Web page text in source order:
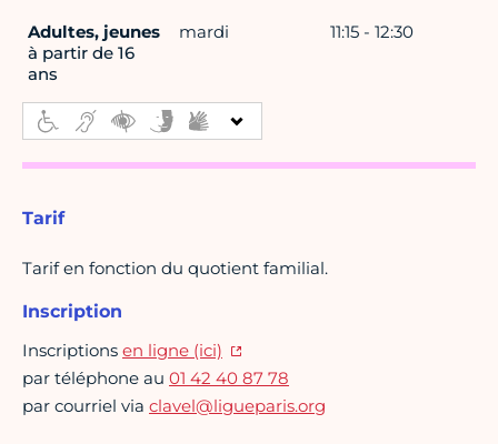
Adultes, jeunes
à partir de 16
ans
mardi 11:15 - 12:30
Tarif
Tarif en fonction du quotient familial.
Inscription
Inscriptions en ligne (ici)
par téléphone au 01 42 40 87 78
par courriel via clavel@ligueparis.org